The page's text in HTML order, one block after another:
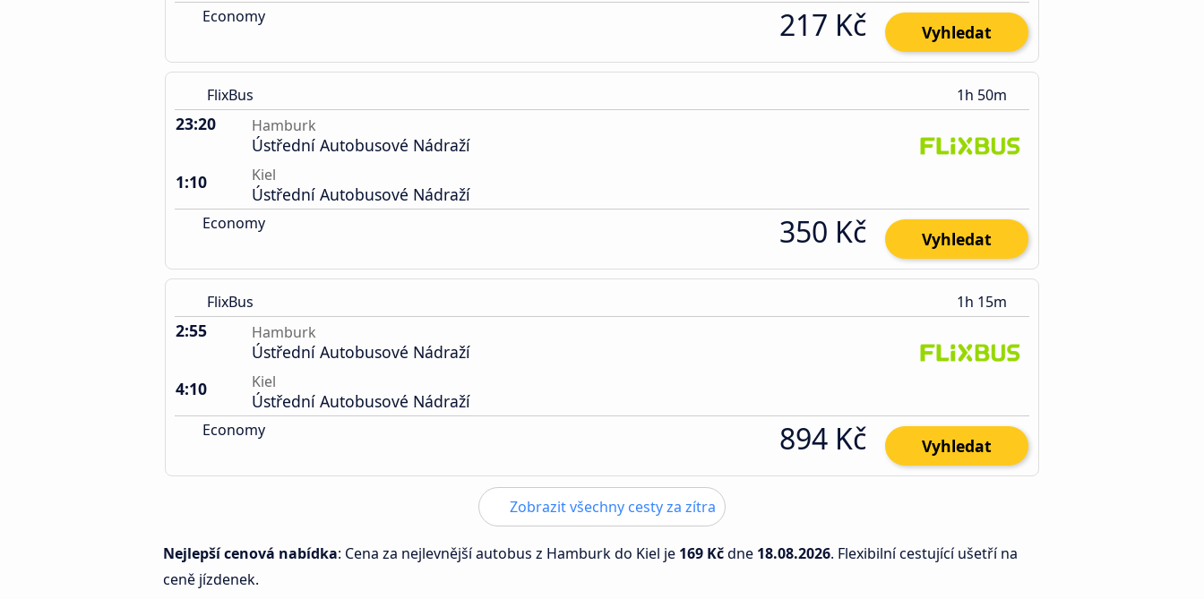
Economy 217 Kč Vyhledat
FlixBus 1h 50m
23:20 Hamburk
Ústřední Autobusové Nádraží
1:10
Kiel
Ústřední Autobusové Nádraží
Economy 350 Kč Vyhledat
FlixBus 1h 15m
2:55 Hamburk
Ústřední Autobusové Nádraží
4:10
Kiel
Ústřední Autobusové Nádraží
Economy 894 Kč Vyhledat
Zobrazit všechny cesty za zítra
Nejlepší cenová nabídka: Cena za nejlevnější autobus z Hamburk do Kiel je 169 Kčdne 18.08.2026. Flexibilní cestující ušetří na
ceně jízdenek.